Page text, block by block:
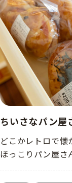
ちいさなパン
どこかレトロで
ほっこりパン屋さ